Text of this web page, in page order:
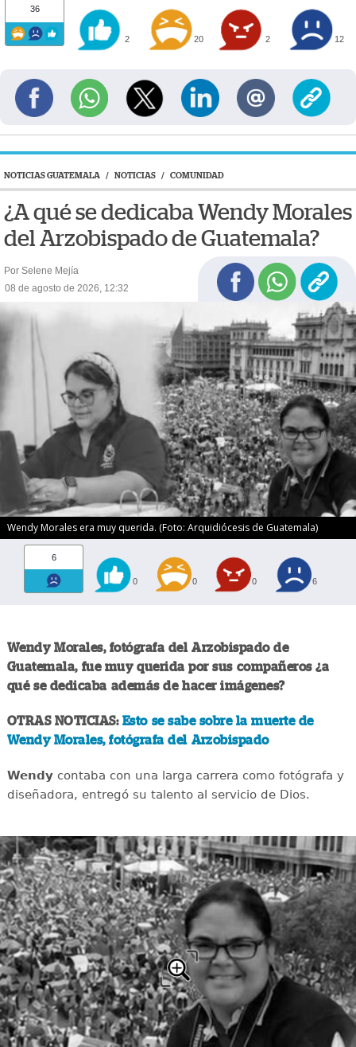
36
2 20 2 12
NOTICIAS GUATEMALA / NOTICIAS / COMUNIDAD
¿A qué se dedicaba Wendy Morales
del Arzobispado de Guatemala?
Por Selene Mejía
08 de agosto de 2026, 12:32
Wendy Morales era muy querida. (Foto: Arquidiócesis de Guatemala)
6
0 0 0 6
Wendy Morales, fotógrafa del Arzobispado de
Guatemala, fue muy querida por sus compañeros ¿a
qué se dedicaba además de hacer imágenes?
OTRAS NOTICIAS: Esto se sabe sobre la muerte de
Wendy Morales, fotógrafa del Arzobispado
Wendycontaba con una larga carrera como fotógrafa y
diseñadora, entregó su talento al servicio de Dios.